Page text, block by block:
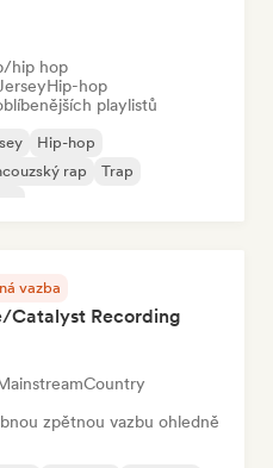
hip hop
Hip-hop
playlistů
Hip-hop
rap
Trap
vazba
Catalyst Recording
Country
zpětnou vazbu ohledně